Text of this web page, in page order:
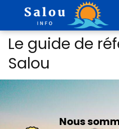
Le guide de
Salou
Nous